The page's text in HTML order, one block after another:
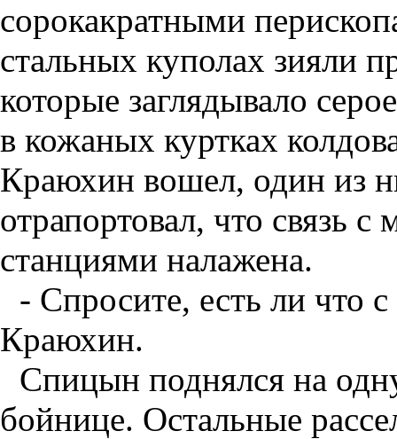
сорокакратными
стальных куполах зияли
которые заглядывало
в кожаных куртках
Краюхин вошел, один из
отрапортовал, что связь
станциями налажена.
- Спросите, есть ли что
Краюхин.
Спицын поднялся на
бойнице. Остальные